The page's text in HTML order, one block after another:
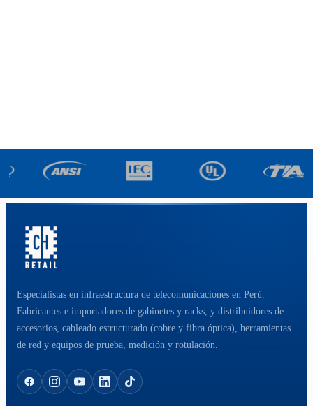
Especialistas en infraestructura de telecomunicaciones en Perú.
Fabricantes e importadores de gabinetes y racks, y distribuidores de
accesorios, cableado estructurado (cobre y fibra óptica), herramientas
de red y equipos de prueba, medición y rotulación.